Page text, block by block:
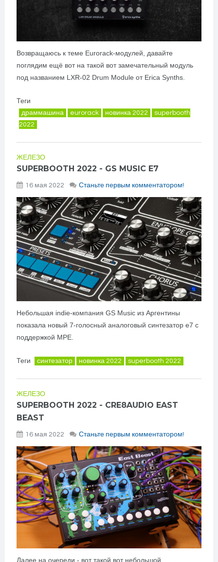
Возвращаюсь к теме Eurorack-модулей, давайте
поглядим ещё вот на такой вот замечательный модуль
под названием LXR-02 Drum Module от Erica Synths.
Теги
драммашина
eurorack новинка 2022
superbooth
2022
ЖЕЛЕЗО
SUPERBOOTH 2022 - GS MUSIC E7
16 мая 2022 Станьте первым комментатором!
Небольшая indie-компания GS Music из Аргентины
показала новый 7-голосный аналоговый синтезатор e7 с
поддержкой MPE.
Теги синтезатор новинка 2022 superbooth 2022
ЖЕЛЕЗО
SUPERBOOTH 2022 - CRE8AUDIO EAST
BEAST
16 мая 2022 Станьте первым комментатором!
Далее на очереди - вот такой вот небольшой